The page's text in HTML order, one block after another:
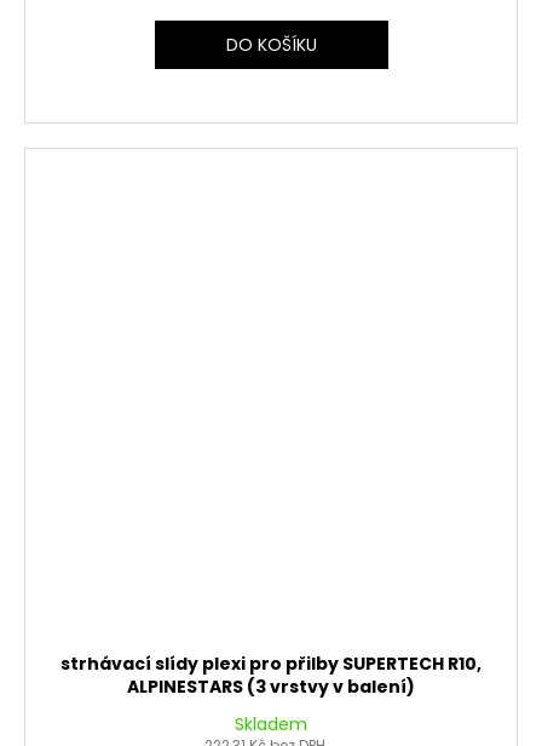
DO KOŠÍKU
strhávací slídy plexi pro přilby SUPERTECH R10,
ALPINESTARS (3 vrstvy v balení)
Skladem